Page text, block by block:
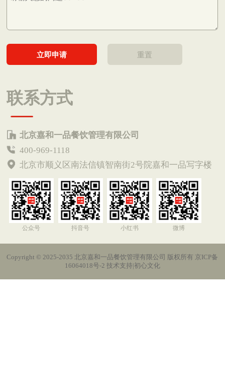
联系方式
北京嘉和一品餐饮管理有限公司
400-969-1118
北京市顺义区南法信镇智南街2号院嘉和一品写字楼
公众号 抖音号 小红书 微博
Copyright © 2025-2035 北京嘉和一品餐饮管理有限公司 版权所有 京ICP备
16064018号-2 技术支持|初心文化